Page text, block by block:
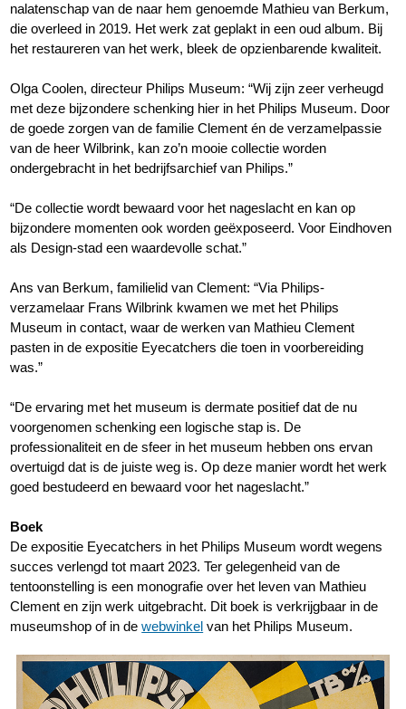
nalatenschap van de naar hem genoemde Mathieu van Berkum,
die overleed in 2019. Het werk zat geplakt in een oud album. Bij
het restaureren van het werk, bleek de opzienbarende kwaliteit.
Olga Coolen, directeur Philips Museum: “Wij zijn zeer verheugd
met deze bijzondere schenking hier in het Philips Museum. Door
de goede zorgen van de familie Clement én de verzamelpassie
van de heer Wilbrink, kan zo’n mooie collectie worden
ondergebracht in het bedrijfsarchief van Philips.”
“De collectie wordt bewaard voor het nageslacht en kan op
bijzondere momenten ook worden geëxposeerd. Voor Eindhoven
als Design-stad een waardevolle schat.”
Ans van Berkum, familielid van Clement: “Via Philips-
verzamelaar Frans Wilbrink kwamen we met het Philips
Museum in contact, waar de werken van Mathieu Clement
pasten in de expositie Eyecatchers die toen in voorbereiding
was.”
“De ervaring met het museum is dermate positief dat de nu
voorgenomen schenking een logische stap is. De
professionaliteit en de sfeer in het museum hebben ons ervan
overtuigd dat is de juiste weg is. Op deze manier wordt het werk
goed bestudeerd en bewaard voor het nageslacht.”
Boek
De expositie Eyecatchers in het Philips Museum wordt wegens
succes verlengd tot maart 2023. Ter gelegenheid van de
tentoonstelling is een monografie over het leven van Mathieu
Clement en zijn werk uitgebracht. Dit boek is verkrijgbaar in de
museumshop of in dewebwinkel van het Philips Museum.